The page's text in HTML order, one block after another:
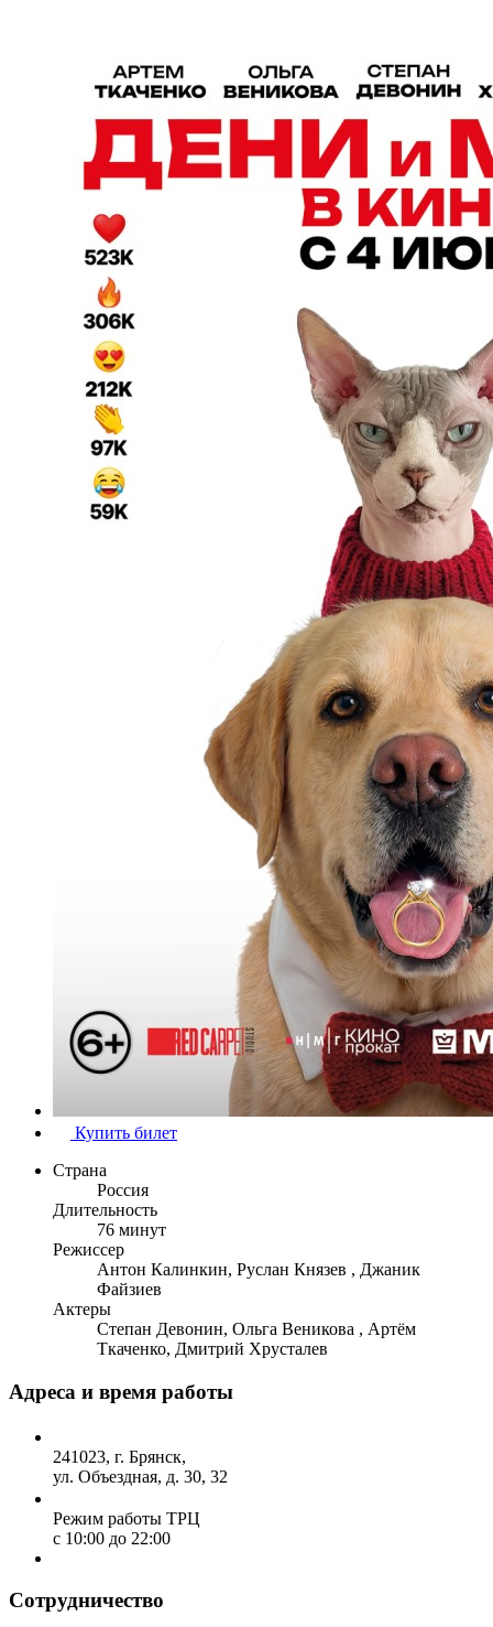
Купить билет
Страна
Россия
Длительность
76 минут
Режиссер
Антон Калинкин, Руслан Князев , Джаник
Файзиев
Актеры
Степан Девонин, Ольга Веникова , Артём
Ткаченко, Дмитрий Хрусталев
Адреса и время работы
241023, г. Брянск,
ул. Объездная, д. 30, 32
Режим работы ТРЦ
с 10:00 до 22:00
Сотрудничество